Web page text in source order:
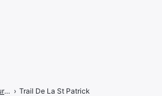
Calendrier des courses › Trail De La St Patrick